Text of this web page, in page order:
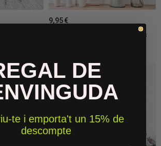
el
Vinils decoratius autoadhesius
9,95 €
DE
te i emporta't un 15% de
descompte